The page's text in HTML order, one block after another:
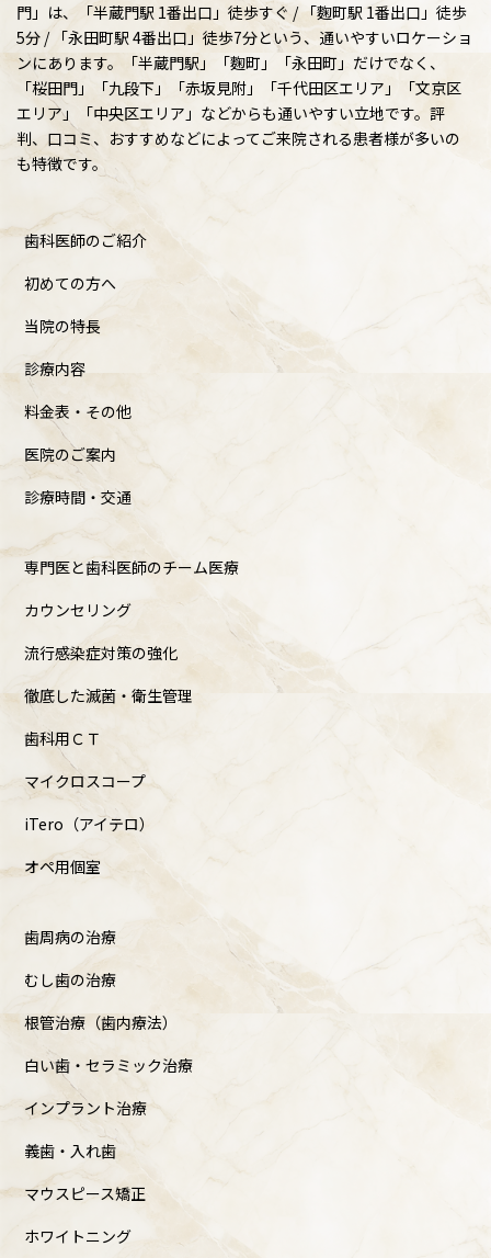
門」は、「半蔵門駅 1番出口」徒歩すぐ / 「麴町駅 1番出口」徒歩
5分 / 「永田町駅 4番出口」徒歩7分という、通いやすいロケーショ
ンにあります。「半蔵門駅」「麴町」「永田町」だけでなく、
「桜田門」「九段下」「赤坂見附」「千代田区エリア」「文京区
エリア」「中央区エリア」などからも通いやすい立地です。評
判、口コミ、おすすめなどによってご来院される患者様が多いの
も特徴です。
歯科医師のご紹介
初めての方へ
当院の特長
診療内容
料金表・その他
医院のご案内
診療時間・交通
専門医と歯科医師のチーム医療
カウンセリング
流行感染症対策の強化
徹底した滅菌・衛生管理
歯科用ＣＴ
マイクロスコープ
iTero（アイテロ）
オペ用個室
歯周病の治療
むし歯の治療
根管治療（歯内療法）
白い歯・セラミック治療
インプラント治療
義歯・入れ歯
マウスピース矯正
ホワイトニング